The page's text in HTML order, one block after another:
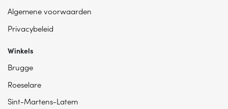
Algemene voorwaarden
Privacybeleid
Winkels
Brugge
Roeselare
Sint-Martens-Latem